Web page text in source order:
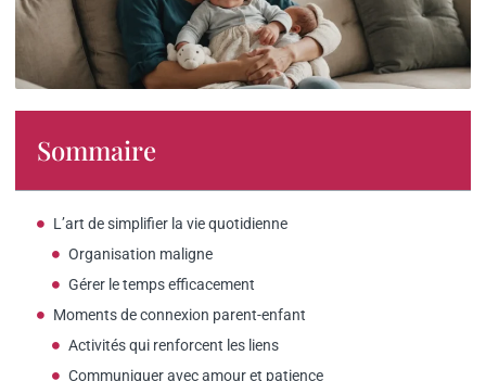
Sommaire
L’art de simplifier la vie quotidienne
Organisation maligne
Gérer le temps efficacement
Moments de connexion parent-enfant
Activités qui renforcent les liens
Communiquer avec amour et patience